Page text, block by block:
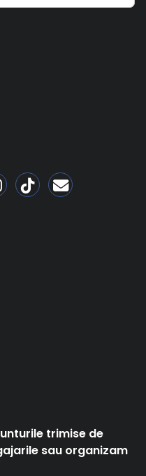
trimise de
sau organizam